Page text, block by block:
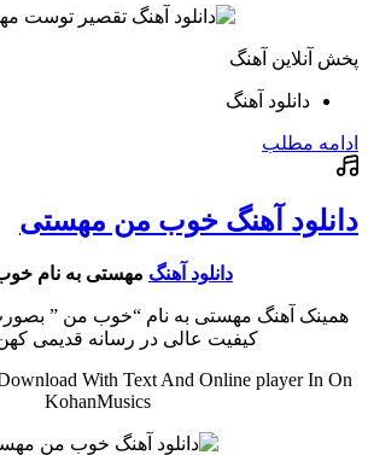
پخش آنلاین آهنگ
دانلود آهنگ
ادامه مطلب
دانلود آهنگ خوب من مهستی
دانلود آهنگ مهستی به نام
همینک آهنگ مهستی به نام “خوب من ”
کیفیت عالی در رسانه قدیمی
With Text And Online player In On
KohanMusics